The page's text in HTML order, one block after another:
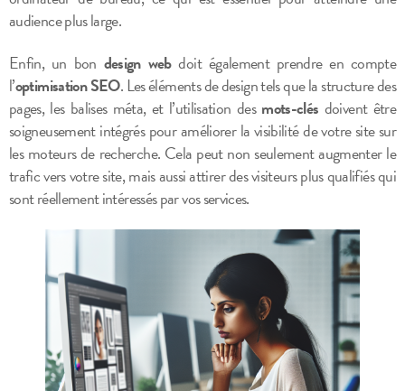
audience plus large.
Enfin, un bon design webdoit également prendre en compte
l’optimisation SEO. Les éléments de design tels que la structure des
pages, les balises méta, et l’utilisation des mots-clés doivent être
soigneusement intégrés pour améliorer la visibilité de votre site sur
les moteurs de recherche. Cela peut non seulement augmenter le
trafic vers votre site, mais aussi attirer des visiteurs plus qualifiés qui
sont réellement intéressés par vos services.